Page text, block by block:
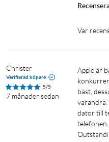
Mac-modeller
MacBook Air (2018 och
MacBook Pro (2019 och
iMac (2019 och senare)
Mac mini (2018 och senare)
Mac Studio (2022 och
Mac Pro (2019 och senare)
Var
Christer
Verifierad köpare
5/5
7 månader sedan
Apple är bäst. Det finns inget annat som kan
bäst,
varandra.
dator till
telefonen.